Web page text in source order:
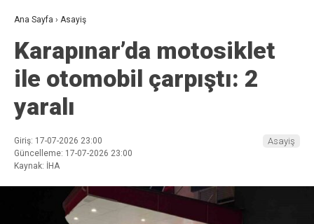
Ana Sayfa › Asayiş
Karapınar’da motosiklet
ile otomobil çarpıştı: 2
yaralı
Giriş: 17-07-2026 23:00
Güncelleme: 17-07-2026 23:00
Kaynak: İHA
Asayiş